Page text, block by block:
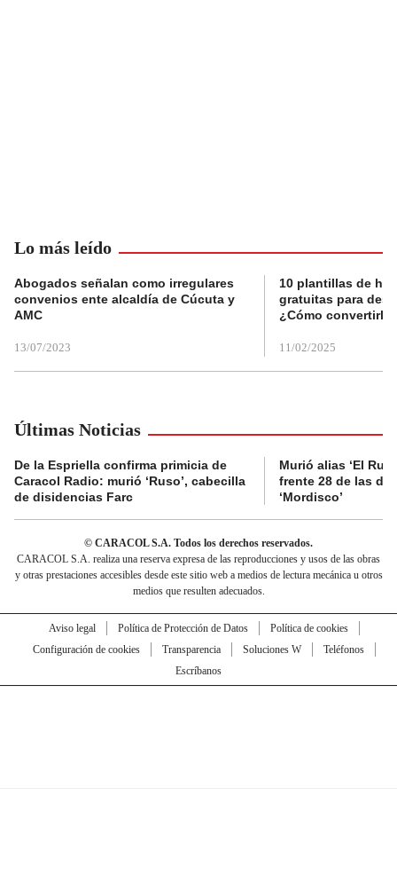
Lo más leído
Abogados señalan como irregulares
convenios ente alcaldía de Cúcuta y
AMC
13/07/2023
10 plantillas de
gratuitas para
¿Cómo convertirla
11/02/2025
Últimas Noticias
De la Espriella confirma primicia de
Caracol Radio: murió ‘Ruso’, cabecilla
de disidencias Farc
Murió alias ‘El
frente 28 de las
‘Mordisco’
© CARACOL S.A. Todos los derechos reservados.
CARACOL S.A. realiza una reserva expresa de las reproducciones y usos de las obras
y otras prestaciones accesibles desde este sitio web a medios de lectura mecánica u otros
medios que resulten adecuados.
Aviso legal Política de Protección de Datos
Política de cookies
Configuración de cookies
Transparencia Soluciones W
Teléfonos
Escríbanos